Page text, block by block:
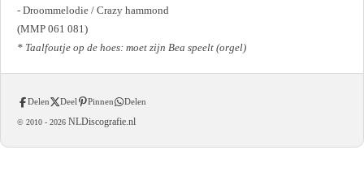
- Droommelodie / Crazy hammond
(MMP 061 081)
* Taalfoutje op de hoes: moet zijn Bea speelt (orgel)
Delen Deel Pinnen Delen
© 2010 - 2026 NLDiscografie.nl